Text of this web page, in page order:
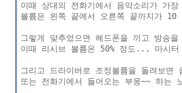
이때 상대의 전화기에서 음악소리가 가
볼륨은 왼쪽 끝에서 오른쪽 끝까지가
그렇게 맞추었으면 헤드폰을 끼고 방송
이때 리시브 볼륨은 50% 정도... 마시
그리고 드라이버로 조정볼륨을 돌려보
또는 전화기에서 들어오는 부웅~~ 하는